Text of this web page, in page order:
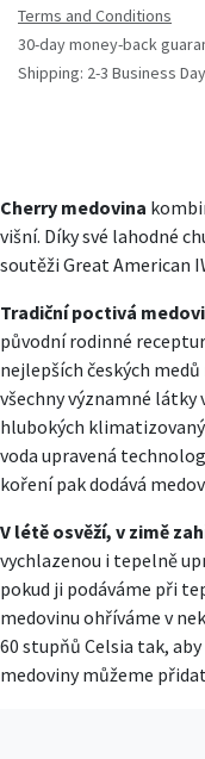
Terms and Conditions
30-day money-back
Shipping: 2-3 Business
Cherry medovina
višní. Díky své lahodné
soutěži Great American
Tradiční poctivá
původní rodinné
nejlepších českých
všechny významné látky
hlubokých
voda upravená
koření pak dodává
V létě osvěží, v zimě
vychlazenou i tepelně
pokud ji podáváme při
medovinu ohříváme v
60 stupňů Celsia tak,
medoviny můžeme